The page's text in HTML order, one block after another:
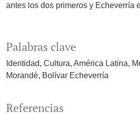
Palabras clave
Identidad Cultura América Latina
Morandé Bolívar Echeverría
antes los dos primeros y Echeverría
Referencias